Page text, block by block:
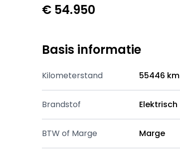
€ 54.950
Basis informatie
Kilometerstand 55446 km
Brandstof Elektrisch
BTW of Marge Marge